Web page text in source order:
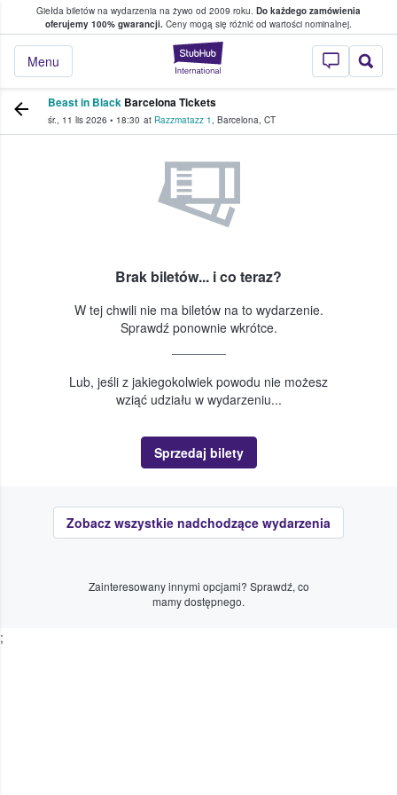
Giełda biletów na wydarzenia na żywo od 2009 roku. Do każdego zamówienia
oferujemy 100% gwarancji. Ceny mogą się różnić od wartości nominalnej.
StubHub —
Menu
w którym fani i kibice kupują i
Beast in Black Barcelona Tickets
śr., 11 lis 2026 • 18:30 at Razzmatazz 1, Barcelona, CT
Brak biletów... i co teraz?
W tej chwili nie ma biletów na to wydarzenie.
Sprawdź ponownie wkrótce.
Lub, jeśli z jakiegokolwiek powodu nie możesz
wziąć udziału w wydarzeniu...
Sprzedaj bilety
Zobacz wszystkie nadchodzące wydarzenia
Zainteresowany innymi opcjami? Sprawdź, co
mamy dostępnego.
;